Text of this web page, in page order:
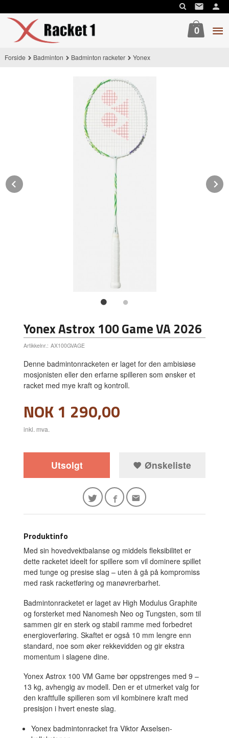
til
innholdet
0
Forside Badminton Badminton racketer Yonex
Yonex Astrox 100 Game VA 2026
Artikkelnr.: AX100GVAGE
Denne badmintonracketen er laget for den ambisiøse
mosjonisten eller den erfarne spilleren som ønsker et
racket med mye kraft og kontroll.
Pris
NOK1 290,00
inkl. mva.
Utsolgt Ønskeliste
Produktinfo
Med sin hovedvektbalanse og middels fleksibilitet er
dette racketet ideelt for spillere som vil dominere spillet
med tunge og presise slag – uten å gå på kompromiss
med rask racketføring og manøvrerbarhet.
Badmintonracketet er laget av High Modulus Graphite
og forsterket med Nanomesh Neo og Tungsten, som til
sammen gir en sterk og stabil ramme med forbedret
energioverføring. Skaftet er også 10 mm lengre enn
standard, noe som øker rekkevidden og gir ekstra
momentum i slagene dine.
Yonex Astrox 100 VM Game bør oppstrenges med 9 –
13 kg, avhengig av modell. Den er et utmerket valg for
den kraftfulle spilleren som vil kombinere kraft med
presisjon i hvert eneste slag.
Yonex badmintonracket fra Viktor Axselsen-